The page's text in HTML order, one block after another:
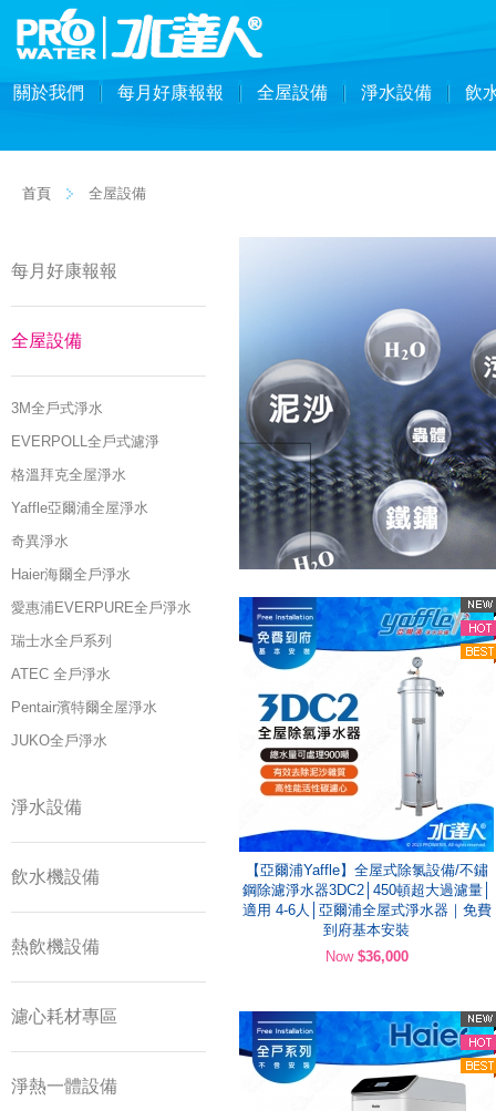
關於我們 每月好康報報 全屋設備 淨水設備 飲
首頁 全屋設備
每月好康報報
全屋設備
3M全戶式淨水
EVERPOLL全戶式濾淨
格溫拜克全屋淨水
Yaffle亞爾浦全屋淨水
奇異淨水
Haier海爾全戶淨水
愛惠浦EVERPURE全戶淨水
瑞士水全戶系列
ATEC 全戶淨水
Pentair濱特爾全屋淨水
JUKO全戶淨水
淨水設備
飲水機設備
熱飲機設備
濾心耗材專區
淨熱一體設備
【亞爾浦Yaffle】全屋式除氯設備/不鏽
鋼除濾淨水器3DC2│450頓超大過濾量│
適用 4-6人│亞爾浦全屋式淨水器｜免費
到府基本安裝
Now $36,000